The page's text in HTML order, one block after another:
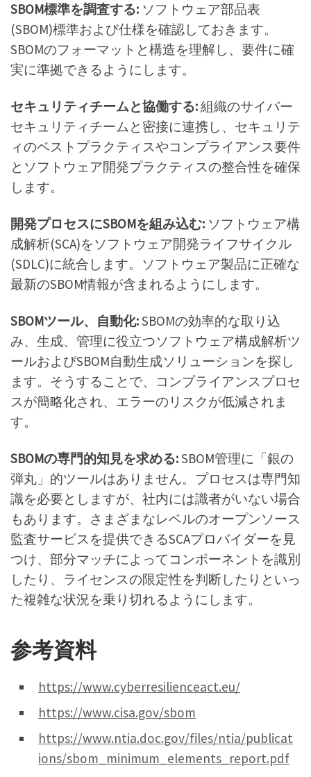
SBOM標準を調査する: ソフトウェア部品表
(SBOM)標準および仕様を確認しておきます。
SBOMのフォーマットと構造を理解し、要件に確
実に準拠できるようにします。
セキュリティチームと協働する:組織のサイバー
セキュリティチームと密接に連携し、セキュリテ
ィのベストプラクティスやコンプライアンス要件
とソフトウェア開発プラクティスの整合性を確保
します。
開発プロセスにSBOMを組み込む: ソフトウェア構
成解析(SCA)をソフトウェア開発ライフサイクル
(SDLC)に統合します。ソフトウェア製品に正確な
最新のSBOM情報が含まれるようにします。
SBOMツール、自動化:SBOMの効率的な取り込
み、生成、管理に役立つソフトウェア構成解析ツ
ールおよびSBOM自動生成ソリューションを探し
ます。そうすることで、コンプライアンスプロセ
スが簡略化され、エラーのリスクが低減されま
す。
SBOMの専門的知見を求める:SBOM管理に「銀の
弾丸」的ツールはありません。プロセスは専門知
識を必要としますが、社内には識者がいない場合
もあります。さまざまなレベルのオープンソース
監査サービスを提供できるSCAプロバイダーを見
つけ、部分マッチによってコンポーネントを識別
したり、ライセンスの限定性を判断したりといっ
た複雑な状況を乗り切れるようにします。
参考資料
https://www.cyberresilienceact.eu/
https://www.cisa.gov/sbom
https://www.ntia.doc.gov/files/ntia/publicat
ions/sbom_minimum_elements_report.pdf